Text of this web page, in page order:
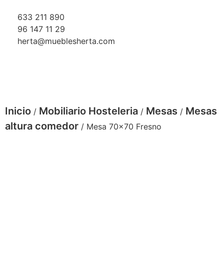
633 211 890
96 147 11 29
herta@mueblesherta.com
Inicio / Mobiliario Hosteleria / Mesas / Mesas
altura comedor / Mesa 70×70 Fresno